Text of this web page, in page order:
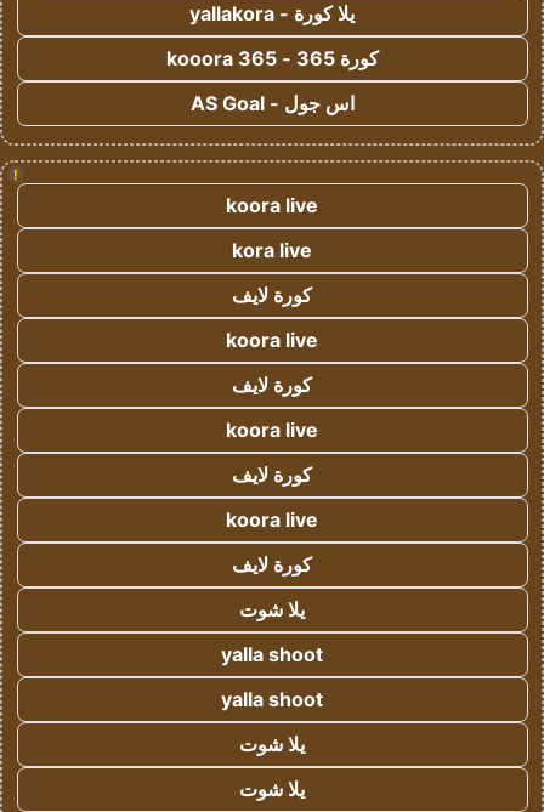
يلا كورة - yallakora
كورة 365 - kooora 365
اس جول - AS Goal
!
koora live
kora live
كورة لايف
koora live
كورة لايف
koora live
كورة لايف
koora live
كورة لايف
يلا شوت
yalla shoot
yalla shoot
يلا شوت
يلا شوت